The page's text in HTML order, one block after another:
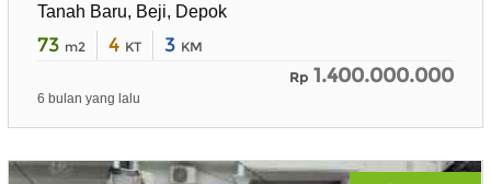
Tanah Baru, Beji, Depok
73 m2 4 KT 3 KM
Rp 1.400.000.000
6 bulan yang lalu